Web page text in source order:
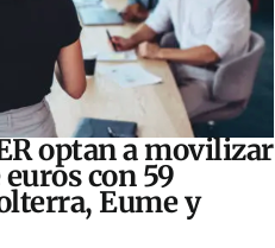
optan a movilizar
con 59
Eume y